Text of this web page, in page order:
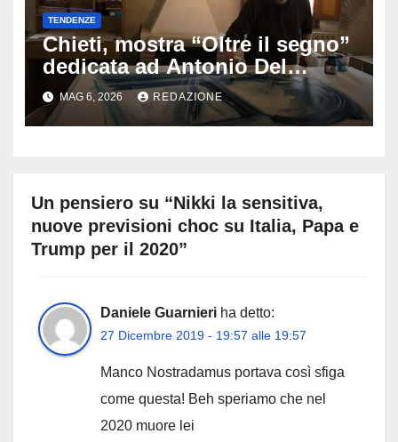
TENDENZE
Chieti, mostra “Oltre il segno”
dedicata ad Antonio Del
Donno: opere e sculture nel
cuore della città
MAG 6, 2026 REDAZIONE
Un pensiero su “Nikki la sensitiva,
nuove previsioni choc su Italia, Papa e
Trump per il 2020”
Daniele Guarnieri ha detto:
27 Dicembre 2019 - 19:57 alle 19:57
Manco Nostradamus portava così sfiga
come questa! Beh speriamo che nel
2020 muore lei